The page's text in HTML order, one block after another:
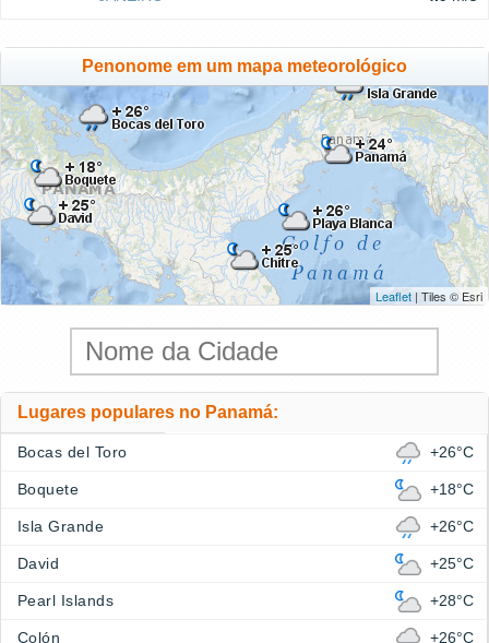
Penonome em um mapa meteorológico
Leaflet | Tiles © Esri
Lugares populares no Panamá:
Bocas del Toro +26°C
Boquete +18°C
Isla Grande +26°C
David +25°C
Pearl Islands +28°C
Colón +26°C